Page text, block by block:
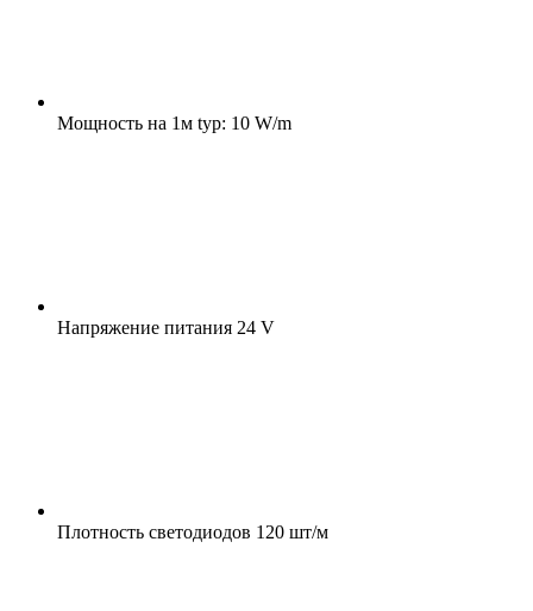
Мощность на 1м typ: 10 W/m
Напряжение питания 24 V
Плотность светодиодов 120 шт/м